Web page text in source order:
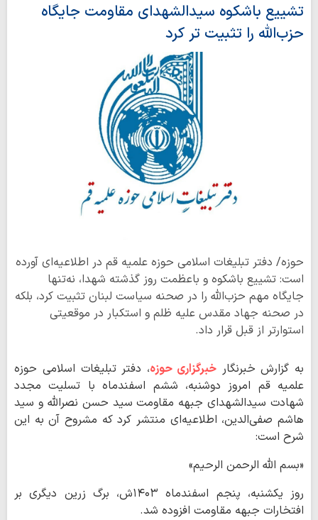
تشییع باشکوه سیدالشهدای مقاومت جایگاه
حزب‌الله را تثبیت تر کرد
حوزه/ دفتر تبلیغات اسلامی حوزه علمیه قم در اطلاعیه‌ای آورده
است: تشییع باشکوه و باعظمت روز گذشته شهدا، نه‌تنها
جایگاه مهم حزب‌الله را در صحنه سیاست لبنان تثبیت کرد، بلکه
در صحنه جهاد مقدس علیه ظلم و استکبار در موقعیتی
استوارتر از قبل قرار داد.
به گزارش خبرنگارخبرگزاری حوزه، دفتر تبلیغات اسلامی حوزه
علمیه قم امروز دوشنبه، ششم اسفندماه با تسلیت مجدد
شهادت سیدالشهدای جبهه مقاومت سید حسن نصرالله و سید
هاشم صفی‌الدین، اطلاعیه‌ای منتشر کرد که مشروح آن به این
شرح است:
«بسم الله الرحمن الرحیم»
روز یکشنبه، پنجم اسفندماه ۱۴۰۳ش، برگ زرین دیگری بر
افتخارات جبهه مقاومت افزوده شد.